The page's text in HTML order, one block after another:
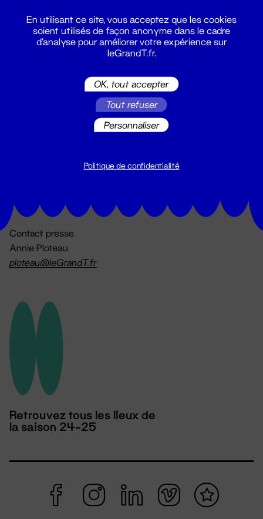
billetterie@leGrandT.fr
Contact presse
Annie Ploteau
ploteau@leGrandT.fr
Retrouvez tous les lieux de
la saison 24-25
En utilisant ce site, vous acceptez que les cookies
soient utilisés de façon anonyme dans le cadre
d'analyse pour améliorer votre expérience sur
leGrandT.fr.
OK, tout accepter
Tout refuser
Personnaliser
Politique de confidentialité